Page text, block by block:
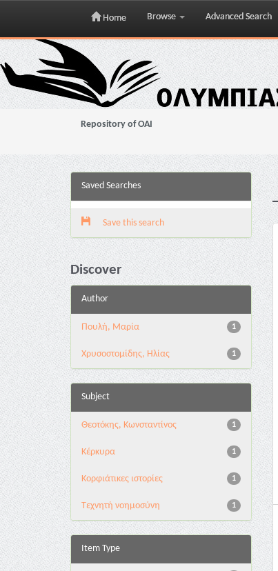
Skip
navigation
Home Browse Advanced Search
Repository of OAI
Saved Searches
Save this search
Discover
Author
1
Πουλή, Μαρία
1
Χρυσοστομίδης, Ηλίας
Subject
1
Θεοτόκης, Κωνσταντίνος
1
Κέρκυρα
1
Κορφιάτικες ιστορίες
1
Τεχνητή νοημοσύνη
Item Type